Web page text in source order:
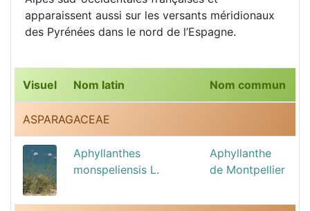
apparaissent aussi sur les versants méridionaux
des Pyrénées dans le nord de l’Espagne.
Visuel Nom latin Nom commun
ASPARAGACEAE
Aphyllanthes
monspeliensis L.
Aphyllanthe
de Montpellier